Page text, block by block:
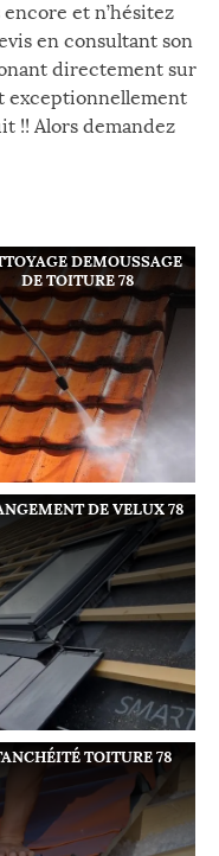
et n’hésitez
en consultant son
directement sur
exceptionnellement
!! Alors demandez
DEMOUSSAGE
DE TOITURE 78
DE VELUX 78
TOITURE 78